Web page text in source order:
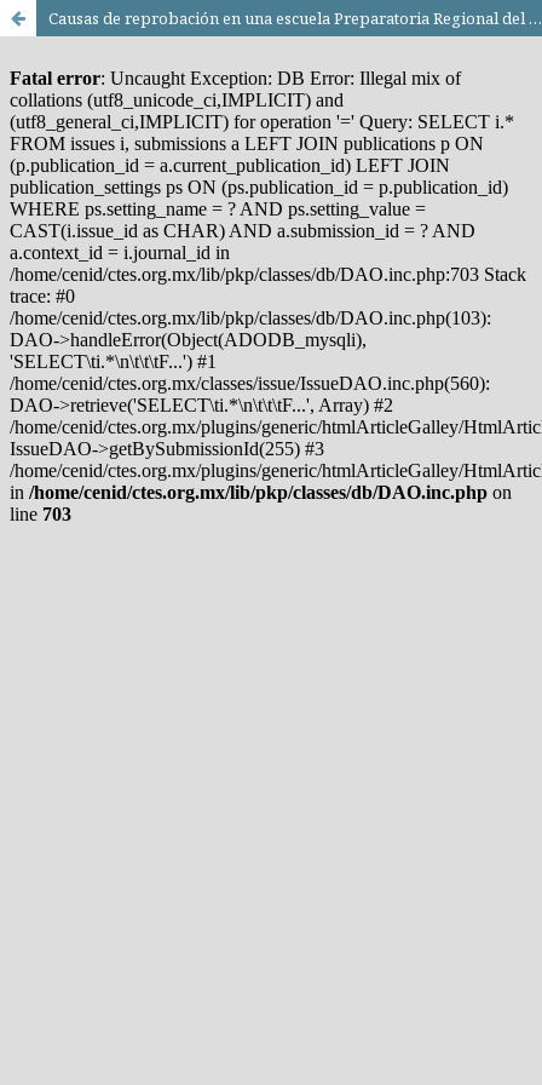
Causas de reprobación en una escuela Preparatoria Regional del Estado de Jalisco